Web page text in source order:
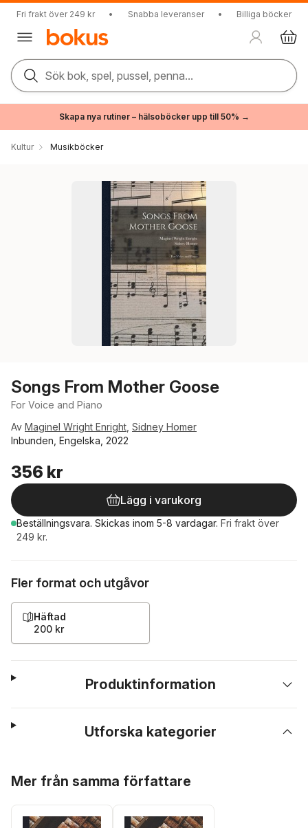
Fri frakt över 249 kr • Snabba leveranser • Billiga böcker
Sök bok, spel, pussel, penna...
Skapa nya rutiner – hälsoböcker upp till 50% →
Kultur Musikböcker
Songs From Mother Goose
For Voice and Piano
Av Maginel Wright Enright Sidney Homer
Inbunden, Engelska, 2022
356 kr
Lägg i varukorg
Beställningsvara. Skickas inom 5-8 vardagar. Fri frakt över
249 kr.
Fler format och utgåvor
Häftad
200 kr
Produktinformation
Utforska kategorier
Mer från samma författare